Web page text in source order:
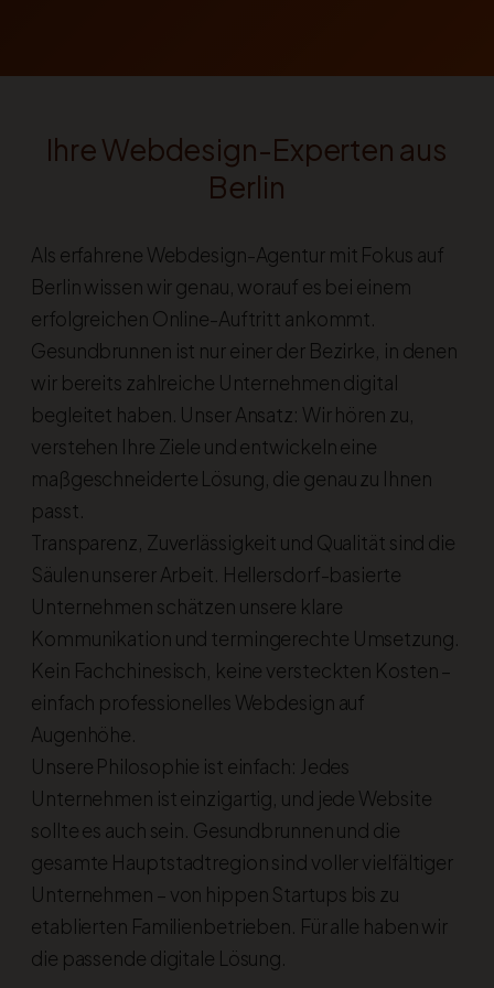
Ihre Webdesign-Experten aus
Berlin
Als erfahrene Webdesign-Agentur mit Fokus auf
Berlin wissen wir genau, worauf es bei einem
erfolgreichen Online-Auftritt ankommt.
Gesundbrunnen ist nur einer der Bezirke, in denen
wir bereits zahlreiche Unternehmen digital
begleitet haben. Unser Ansatz: Wir hören zu,
verstehen Ihre Ziele und entwickeln eine
maßgeschneiderte Lösung, die genau zu Ihnen
passt.
Transparenz, Zuverlässigkeit und Qualität sind die
Säulen unserer Arbeit. Hellersdorf-basierte
Unternehmen schätzen unsere klare
Kommunikation und termingerechte Umsetzung.
Kein Fachchinesisch, keine versteckten Kosten –
einfach professionelles Webdesign auf
Augenhöhe.
Unsere Philosophie ist einfach: Jedes
Unternehmen ist einzigartig, und jede Website
sollte es auch sein. Gesundbrunnen und die
gesamte Hauptstadtregion sind voller vielfältiger
Unternehmen – von hippen Startups bis zu
etablierten Familienbetrieben. Für alle haben wir
die passende digitale Lösung.